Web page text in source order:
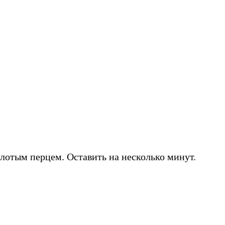
перцем. Оставить на несколько минут.